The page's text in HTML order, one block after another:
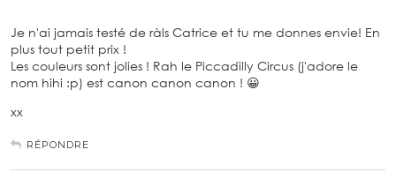
Je n'ai jamais testé de ràls Catrice et tu me donnes envie! En
plus tout petit prix !
Les couleurs sont jolies ! Rah le Piccadilly Circus (j'adore le
nom hihi :p) est canon canon canon ! 😀
xx
RÉPONDRE